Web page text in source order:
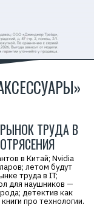
ТРУДА В
в Китай; Nvidia
летом будут
труда в IT;
для наушников —
детектив как
про технологии.